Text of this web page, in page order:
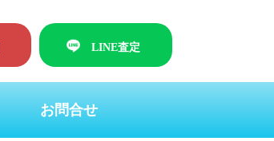
LINE査定
お問合せ